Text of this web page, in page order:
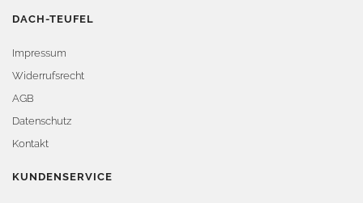
DACH-TEUFEL
Impressum
Widerrufsrecht
AGB
Datenschutz
Kontakt
KUNDENSERVICE